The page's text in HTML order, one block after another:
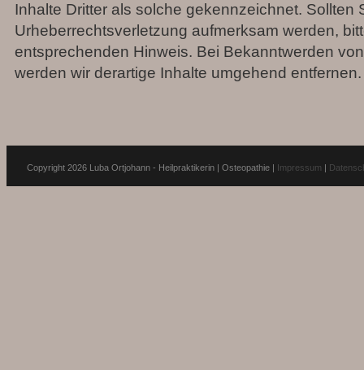
Inhalte Dritter als solche gekennzeichnet. Sollten
Urheberrechtsverletzung aufmerksam werden,
entsprechenden Hinweis. Bei Bekanntwerden
werden wir derartige Inhalte umgehend entfernen.
Copyright 2026 Luba Ortjohann - Heilpraktikerin | Osteopathie | Impressum |